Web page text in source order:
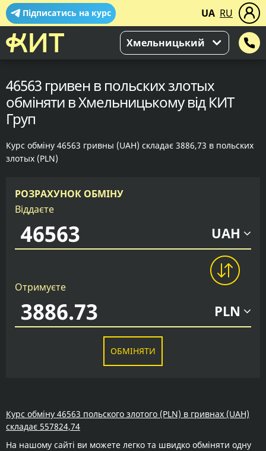
Підписатись на курс UA RU
Хмельницький
46563 гривен в польских злотых
обміняти в Хмельницькому від КИТ
Груп
Курс обміну 46563 гривны (UAH) складає 3886,73 в польских
злотых (PLN)
РОЗРАХУНОК ОБМІНУ
Віддаєте
UAH
Отримуєте
PLN
ОБМІНЯТИ
Курс обміну 46563 польского злотого (PLN) в гривнах (UAH)
складає 557824,74
На нашому сайті ви можете легко та швидко обміняти одну